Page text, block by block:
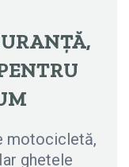
motocicletă,
ghetele